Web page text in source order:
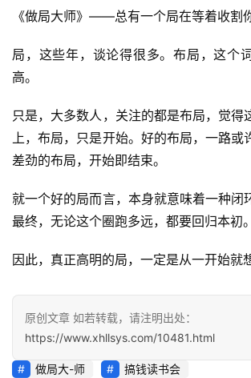
眼
例
坑
指
南
运
营
百
科
创
业
资
登录
《做局大师》——总有一个局在等着收割你
局，这些年，谈论得很多。布局，这个
高。
只是，大多数人，关注的都是布局，觉得
上，布局，只是开始。好的布局，一路或
差劲的布局，开始即结束。
就一个好的局而言，本身就意味着一种闭
最终，无论这个圈跑多远，都要回归本初。
因此，真正高明的局，一定是从一开始就
原创文章 如若转载，请注明出处：
https://www.xhllsys.com/10481.html
做局大-师 搞钱读书会